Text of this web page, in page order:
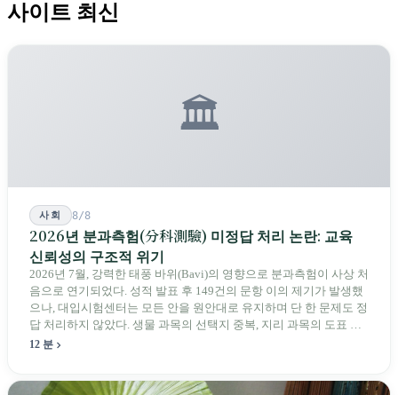
사이트 최신
🏛️
사회 8/8
2026년 분과측험(分科測驗) 미정답 처리 논란: 교육
신뢰성의 구조적 위기
2026년 7월, 강력한 태풍 바위(Bavi)의 영향으로 분과측험이 사상 처
음으로 연기되었다. 성적 발표 후 149건의 문항 이의 제기가 발생했
으나, 대입시험센터는 모든 안을 원안대로 유지하며 단 한 문제도 정
답 처리하지 않았다. 생물 과목의 선택지 중복, 지리 과목의 도표 오
류 등에 대해 당국은 "답안 작성에 영향이 없다"라고만 답했다. 국회
12 분